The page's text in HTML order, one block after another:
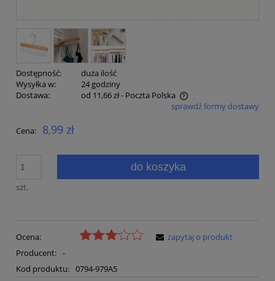
Dostępność:
duża ilość
Wysyłka w:
24 godziny
Dostawa:
od 11,66 zł- Poczta Polska
Cena nie zawiera ewentualnych kosztów płatnościsprawdź formy dostawy
Cena: 8,99 zł
szt.
do koszyka
Ocena:
Producent: -
Kod produktu: 0794-979A5
zapytaj o produkt